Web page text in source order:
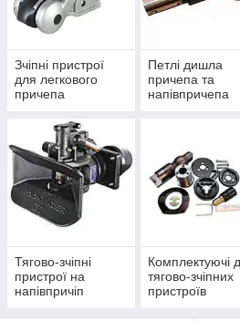
Зчіпні пристрої
для легкового
причепа
Петлі дишла
причепа та
напівпричепа
Тягово-зчіпні
пристрої на
напівпричіп
Комплектуючі
тягово-зчіпних
пристроїв